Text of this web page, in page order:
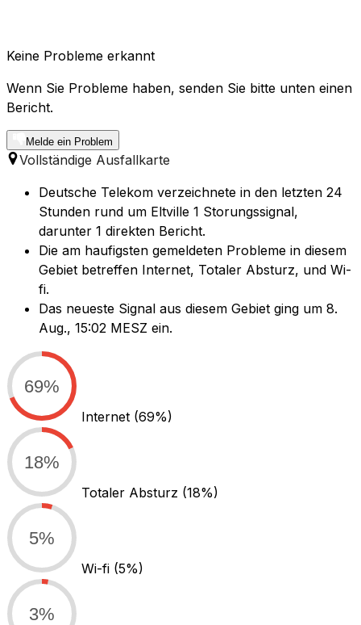
Keine Probleme erkannt
Wenn Sie Probleme haben, senden Sie bitte unten einen
Bericht.
Melde ein Problem
Vollständige Ausfallkarte
Deutsche Telekom verzeichnete in den letzten 24
Stunden rund um Eltville 1 Storungssignal,
darunter 1 direkten Bericht.
Die am haufigsten gemeldeten Probleme in diesem
Gebiet betreffen Internet, Totaler Absturz, und Wi-
fi.
Das neueste Signal aus diesem Gebiet ging um 8.
Aug., 15:02 MESZ ein.
69%
Internet (69%)
18%
Totaler Absturz (18%)
5%
Wi-fi (5%)
3%